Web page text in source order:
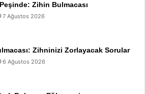
Zihin Bulmacası
7 Ağustos 2026
Zihninizi Zorlayacak Sorular
6 Ağustos 2026